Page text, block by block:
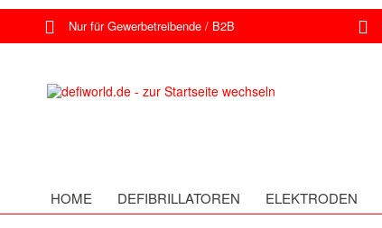
Nur für Gewerbetreibende / B2B
HOME DEFIBRILLATOREN ELEKTRODEN